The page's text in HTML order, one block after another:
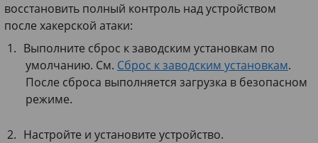
восстановить полный контроль над устройством
после хакерской атаки:
Выполните сброс к заводским установкам по
умолчанию. См. Сброс к заводским установкам.
После сброса выполняется загрузка в безопасном
режиме.
Настройте и установите устройство.